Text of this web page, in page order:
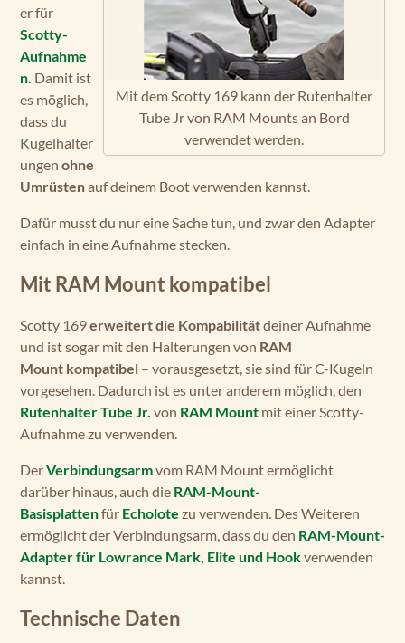
Mit dem Scotty 169 kann der Rutenhalter
Tube Jr von RAM Mounts an Bord
verwendet werden.
er für
Scotty-
Aufnahme
n. Damit ist
es möglich,
dass du
Kugelhalter
ungen ohne
Umrüstenauf deinem Boot verwenden kannst.
Dafür musst du nur eine Sache tun, und zwar den Adapter
einfach in eine Aufnahme stecken.
Mit RAM Mount kompatibel
Scotty 169erweitert die Kompabilitätdeiner Aufnahme
und ist sogar mit den Halterungen von RAM
Mount kompatibel – vorausgesetzt, sie sind für C-Kugeln
vorgesehen. Dadurch ist es unter anderem möglich, den
Rutenhalter Tube Jr. von RAM Mount mit einer Scotty-
Aufnahme zu verwenden.
DerVerbindungsarmvom RAM Mount ermöglicht
darüber hinaus, auch die RAM-Mount-
Basisplattenfür Echolote zu verwenden. Des Weiteren
ermöglicht der Verbindungsarm, dass du den RAM-Mount-
Adapter für Lowrance Mark, Elite und Hookverwenden
kannst.
Technische Daten